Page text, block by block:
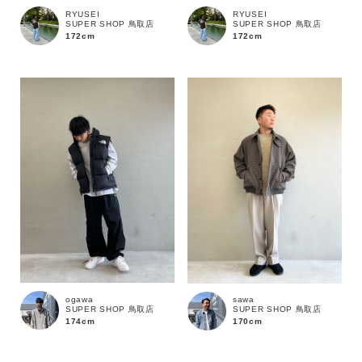
商品タイプ
通常商品 予約商品
セール価格 WEB限定
在庫あり 在庫なし含む
RYUSEI
SUPER SHOP 鳥取店
172cm
RYUSEI
SUPER SHOP 鳥取店
172cm
ogawa
SUPER SHOP 鳥取店
174cm
sawa
SUPER SHOP 鳥取店
170cm